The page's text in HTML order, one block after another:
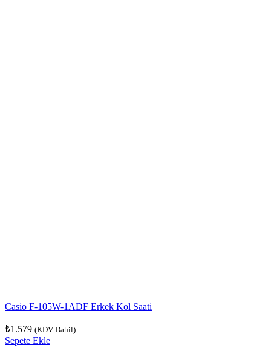
Casio F-105W-1ADF Erkek Kol Saati
₺1.579 (KDV Dahil)
Sepete Ekle